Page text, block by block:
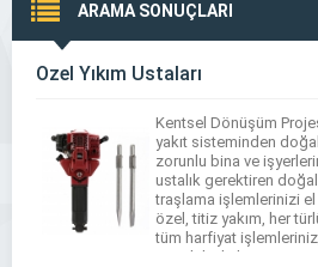
ARAMA SONUÇLARI
Özel Yıkım Ustaları
Kentsel Dönüşüm
yakıt sisteminden
zorunlu bina ve
ustalık gerektiren
traşlama işlemlerinizi el
özel, titiz yakım, her
tüm harfiyat
veya hilti ile kompresör